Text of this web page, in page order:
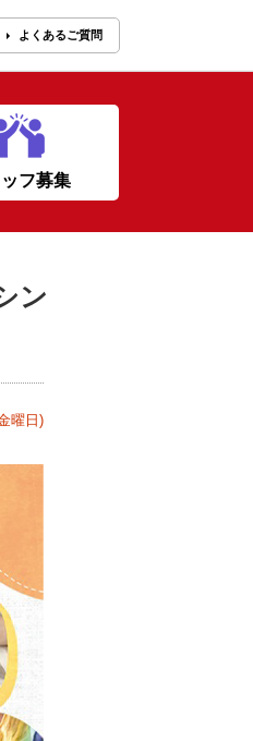
よくあるご質問
フ募集
ン
曜日)